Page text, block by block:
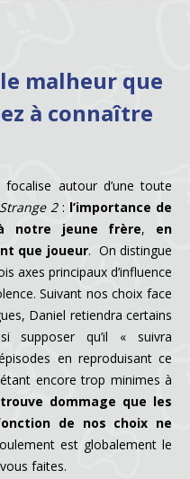
le malheur que
à connaître
autour d’une toute
2: l’importance de
notre jeune frère, en
que joueur. On distingue
axes principaux d’influence
Suivant nos choix face
Daniel retiendra certains
supposer qu’il « suivra
en reproduisant ce
encore trop minimes à
dommage que les
de nos choix ne
est globalement le
faites.